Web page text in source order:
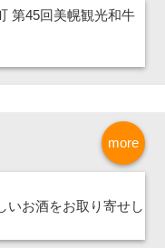
第45回美幌観光和牛
more
いお酒をお取り寄せし